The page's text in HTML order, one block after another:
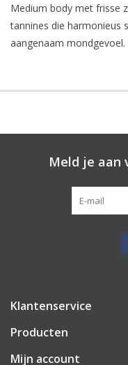
Medium body met frisse
tannines die harmonieus
aangenaam mondgevoel.
Meld je aan
Klantenservice
Producten
Mijn account